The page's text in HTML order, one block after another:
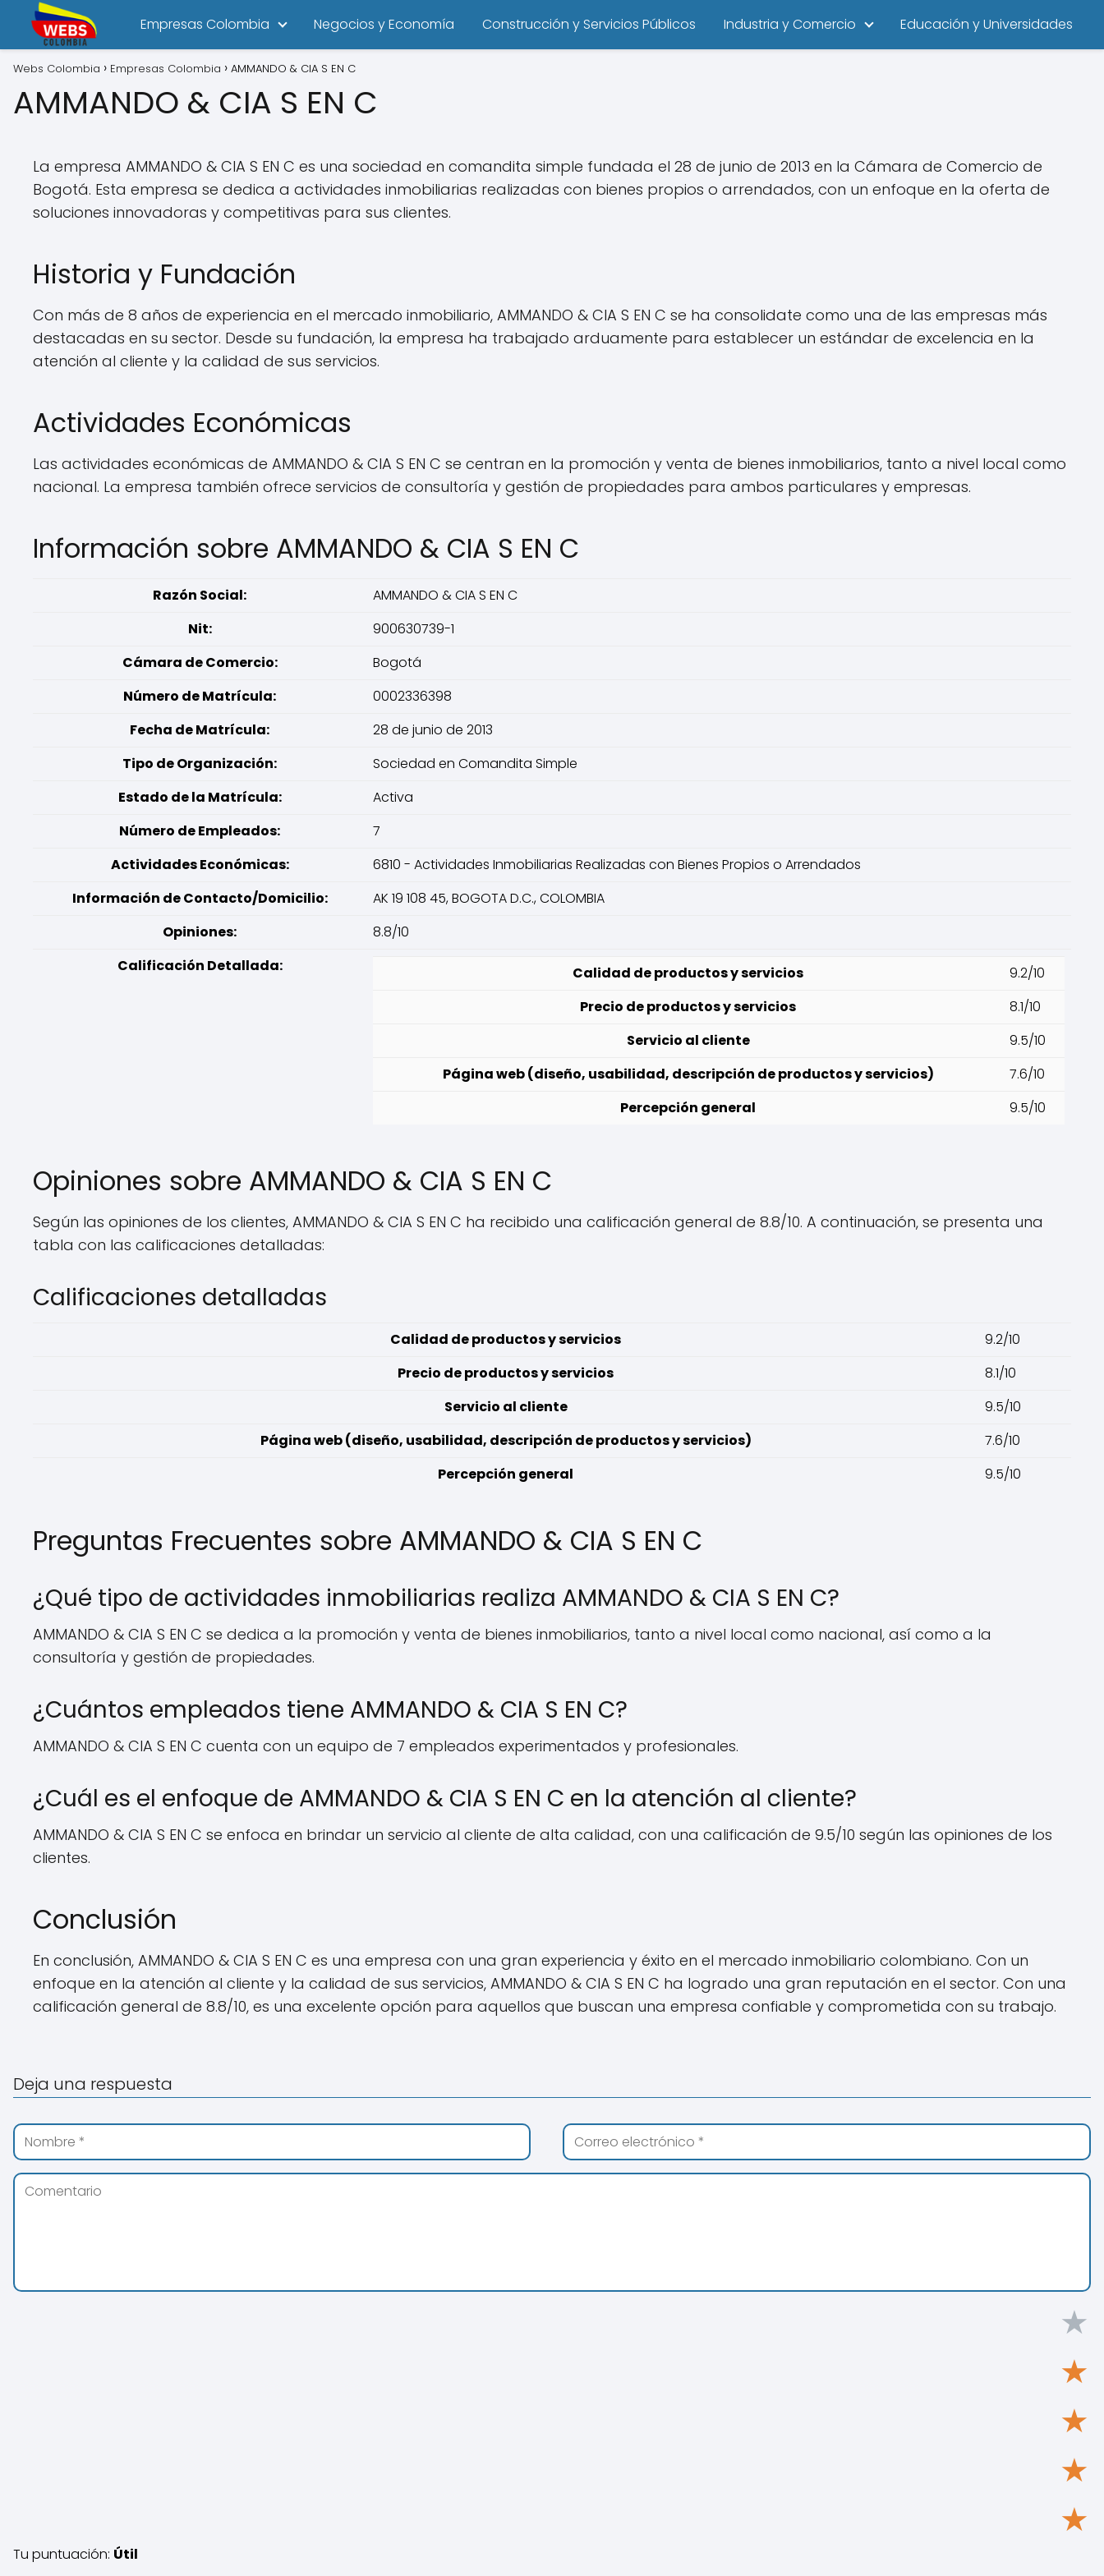
Empresas Colombia Negocios y Economía Construcción y Servicios Públicos Industria y Comercio Educación y Universidades
Webs Colombia Empresas Colombia AMMANDO & CIA S EN C
AMMANDO & CIA S EN C
La empresa AMMANDO & CIA S EN C es una sociedad en comandita simple fundada el 28 de junio de 2013 en la Cámara de Comercio de
Bogotá. Esta empresa se dedica a actividades inmobiliarias realizadas con bienes propios o arrendados, con un enfoque en la oferta de
soluciones innovadoras y competitivas para sus clientes.
Historia y Fundación
Con más de 8 años de experiencia en el mercado inmobiliario, AMMANDO & CIA S EN C se ha consolidate como una de las empresas más
destacadas en su sector. Desde su fundación, la empresa ha trabajado arduamente para establecer un estándar de excelencia en la
atención al cliente y la calidad de sus servicios.
Actividades Económicas
Las actividades económicas de AMMANDO & CIA S EN C se centran en la promoción y venta de bienes inmobiliarios, tanto a nivel local como
nacional. La empresa también ofrece servicios de consultoría y gestión de propiedades para ambos particulares y empresas.
Información sobre AMMANDO & CIA S EN C
Razón Social:
AMMANDO & CIA S EN C
Nit:
900630739-1
Cámara de Comercio:
Bogotá
Número de Matrícula:
0002336398
Fecha de Matrícula:
28 de junio de 2013
Tipo de Organización:
Sociedad en Comandita Simple
Estado de la Matrícula:
Activa
Número de Empleados:
7
Actividades Económicas:
6810 - Actividades Inmobiliarias Realizadas con Bienes Propios o Arrendados
Información de Contacto/Domicilio:
AK 19 108 45, BOGOTA D.C., COLOMBIA
Opiniones:
8.8/10
Calificación Detallada:
Calidad de productos y servicios
9.2/10
Precio de productos y servicios
8.1/10
Servicio al cliente
9.5/10
Página web (diseño, usabilidad, descripción de productos y servicios)
7.6/10
Percepción general
9.5/10
Opiniones sobre AMMANDO & CIA S EN C
Según las opiniones de los clientes, AMMANDO & CIA S EN C ha recibido una calificación general de 8.8/10. A continuación, se presenta una
tabla con las calificaciones detalladas:
Calificaciones detalladas
Calidad de productos y servicios
9.2/10
Precio de productos y servicios
8.1/10
Servicio al cliente
9.5/10
Página web (diseño, usabilidad, descripción de productos y servicios)
7.6/10
Percepción general
9.5/10
Preguntas Frecuentes sobre AMMANDO & CIA S EN C
¿Qué tipo de actividades inmobiliarias realiza AMMANDO & CIA S EN C?
AMMANDO & CIA S EN C se dedica a la promoción y venta de bienes inmobiliarios, tanto a nivel local como nacional, así como a la
consultoría y gestión de propiedades.
¿Cuántos empleados tiene AMMANDO & CIA S EN C?
AMMANDO & CIA S EN C cuenta con un equipo de 7 empleados experimentados y profesionales.
¿Cuál es el enfoque de AMMANDO & CIA S EN C en la atención al cliente?
AMMANDO & CIA S EN C se enfoca en brindar un servicio al cliente de alta calidad, con una calificación de 9.5/10 según las opiniones de los
clientes.
Conclusión
En conclusión, AMMANDO & CIA S EN C es una empresa con una gran experiencia y éxito en el mercado inmobiliario colombiano. Con un
enfoque en la atención al cliente y la calidad de sus servicios, AMMANDO & CIA S EN C ha logrado una gran reputación en el sector. Con una
calificación general de 8.8/10, es una excelente opción para aquellos que buscan una empresa confiable y comprometida con su trabajo.
Deja una respuesta
★
★
★
★
★
Tu puntuación: Útil